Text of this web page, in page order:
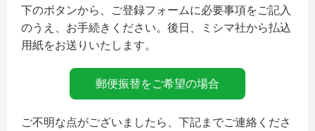
下のボタンから、ご登録フォームに必要事項をご記入
のうえ、お手続きください。後日、ミシマ社から払込
用紙をお送りいたします。
郵便振替をご希望の場合
ご不明な点がございましたら、下記までご連絡くださ